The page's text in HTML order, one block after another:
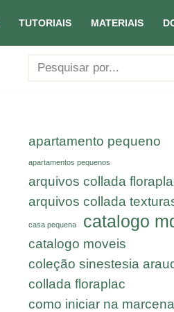
TUTORIAIS MATERIAIS
apartamento pequeno
apartamentos pequenos
arquivos collada
arquivos collada
casa pequena catalogo
catalogo moveis
coleção sinestesia
collada floraplac
como iniciar na